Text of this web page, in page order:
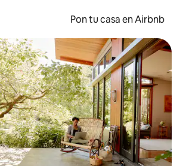
Pon tu casa en Airbnb